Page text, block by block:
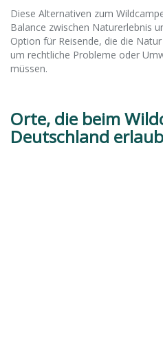
Diese Alternativen zum
Balance zwischen Naturerlebnis
Option für Reisende, die die
um rechtliche Probleme oder
müssen.
Orte, die beim
Deutschland